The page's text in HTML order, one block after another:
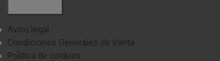
Aviso legal
Condiciones Generales de Venta
Política de cookies